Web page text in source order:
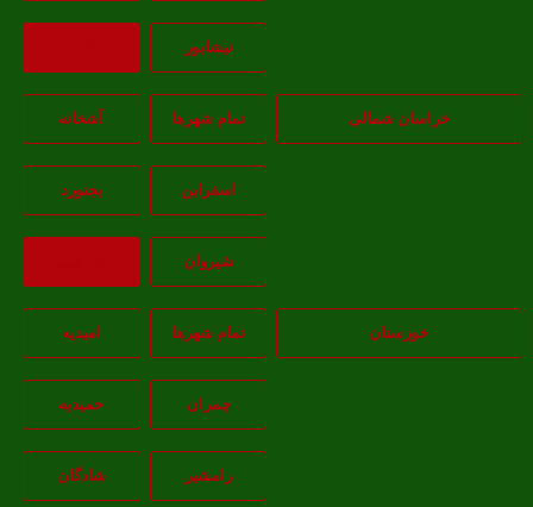
نيشابور
خراسان شمالی تمام شهر‌ها آشخانه
اسفراين بجنورد
شيروان
خوزستان تمام شهر‌ها امیدیه
چمران حمیدیه
رامشیر شادگان